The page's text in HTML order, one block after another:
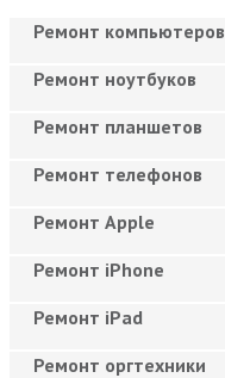
Ремонт компьютеров
Ремонт ноутбуков
Ремонт планшетов
Ремонт телефонов
Ремонт Apple
Ремонт iPhone
Ремонт iPad
Ремонт оргтехники